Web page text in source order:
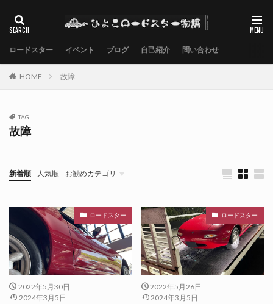
ロードスター イベント ブログ 自己紹介 問い合わせ
HOME 故障
TAG
故障
新着順 人気順 お勧めカテゴリ
ロードスター
2022年5月30日
2024年3月5日
ロードスター
2022年5月26日
2024年3月5日